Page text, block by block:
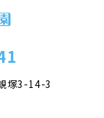
塚3-14-3